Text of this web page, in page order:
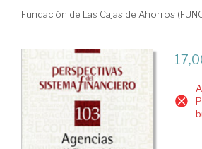
Fundación de Las Cajas de Ahorros